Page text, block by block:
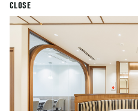
CLOSE